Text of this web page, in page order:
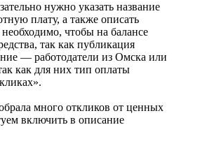
нужно указать название
плату, а также описать
чтобы на балансе
так как публикация
— работодатели из Омска или
как для них тип оплаты
много откликов от ценных
включить в описание